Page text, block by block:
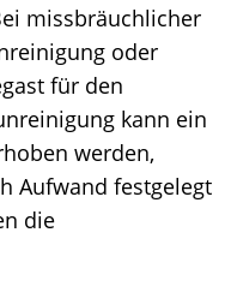
missbräuchlicher
oder
für den
kann ein
werden,
Aufwand festgelegt
die